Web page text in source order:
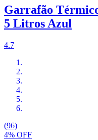
Garrafão
5 Litros Azul
4.7
(96)
4% OFF